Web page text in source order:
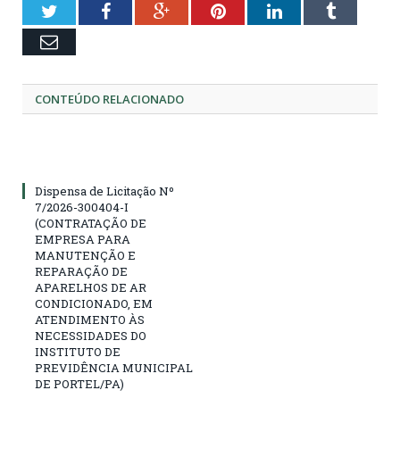
TwitterFacebookGoogle+PinterestLinkedInTumblr
Email
CONTEÚDO RELACIONADO
Dispensa de Licitação Nº
7/2026-300404-I
(CONTRATAÇÃO DE
EMPRESA PARA
MANUTENÇÃO E
REPARAÇÃO DE
APARELHOS DE AR
CONDICIONADO, EM
ATENDIMENTO ÀS
NECESSIDADES DO
INSTITUTO DE
PREVIDÊNCIA MUNICIPAL
DE PORTEL/PA)